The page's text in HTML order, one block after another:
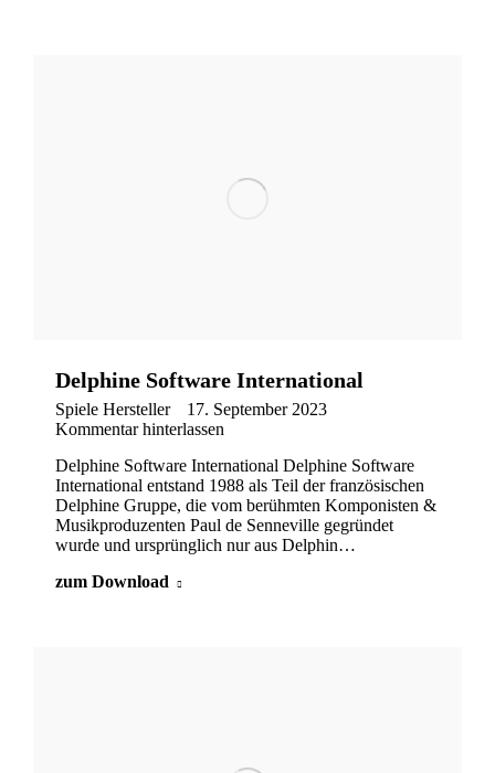
Delphine Software International
Spiele Hersteller
17. September 2023
Kommentar hinterlassen
Delphine Software International Delphine Software
International entstand 1988 als Teil der französischen
Delphine Gruppe, die vom berühmten Komponisten &
Musikproduzenten Paul de Senneville gegründet
wurde und ursprünglich nur aus Delphin…
zum Download